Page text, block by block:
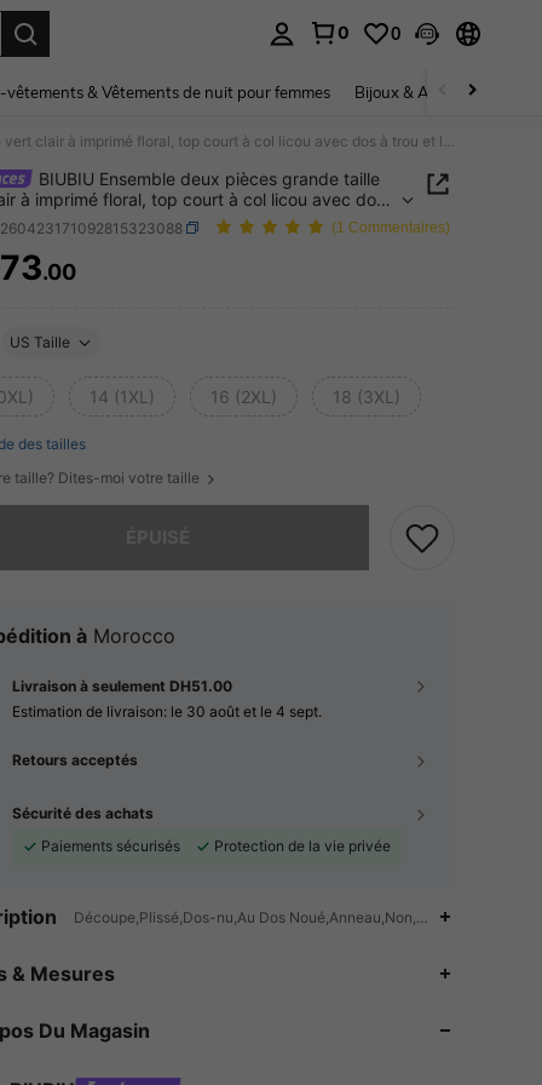
0 0
vêtements & Vêtements de nuit pour femmes Bijoux & Accessoires pour
BIUBIU Ensemble deux pièces grande taille vert clair à imprimé floral, top court à col licou avec dos à trou et lien & jupe longue sirène taille haute extensible, tenue assortie d'été
BIUBIU Ensemble deux pièces grande taille
à imprimé floral, top court à col licou avec dos
lien & jupe longue sirène taille haute extensible,
d'été
(1 Commentaires)
AND AVAILABILITY
.00
US Taille
14 (1XL) 16 (2XL) 18 (3XL)
des tailles
taille? Dites-moi votre taille
ce produit est épuisé.
à Morocco
Livraison à seulement DH51.00
Estimation de livraison: le 30 août et le 4 sept.
Retours acceptés
Sécurité des achats
Paiements sécurisés
Protection de la vie privée
Découpe,Plissé,Dos-nu,Au Dos Noué,Anneau,Non,Le jour du
& Mesures
Du Magasin
4.88 357